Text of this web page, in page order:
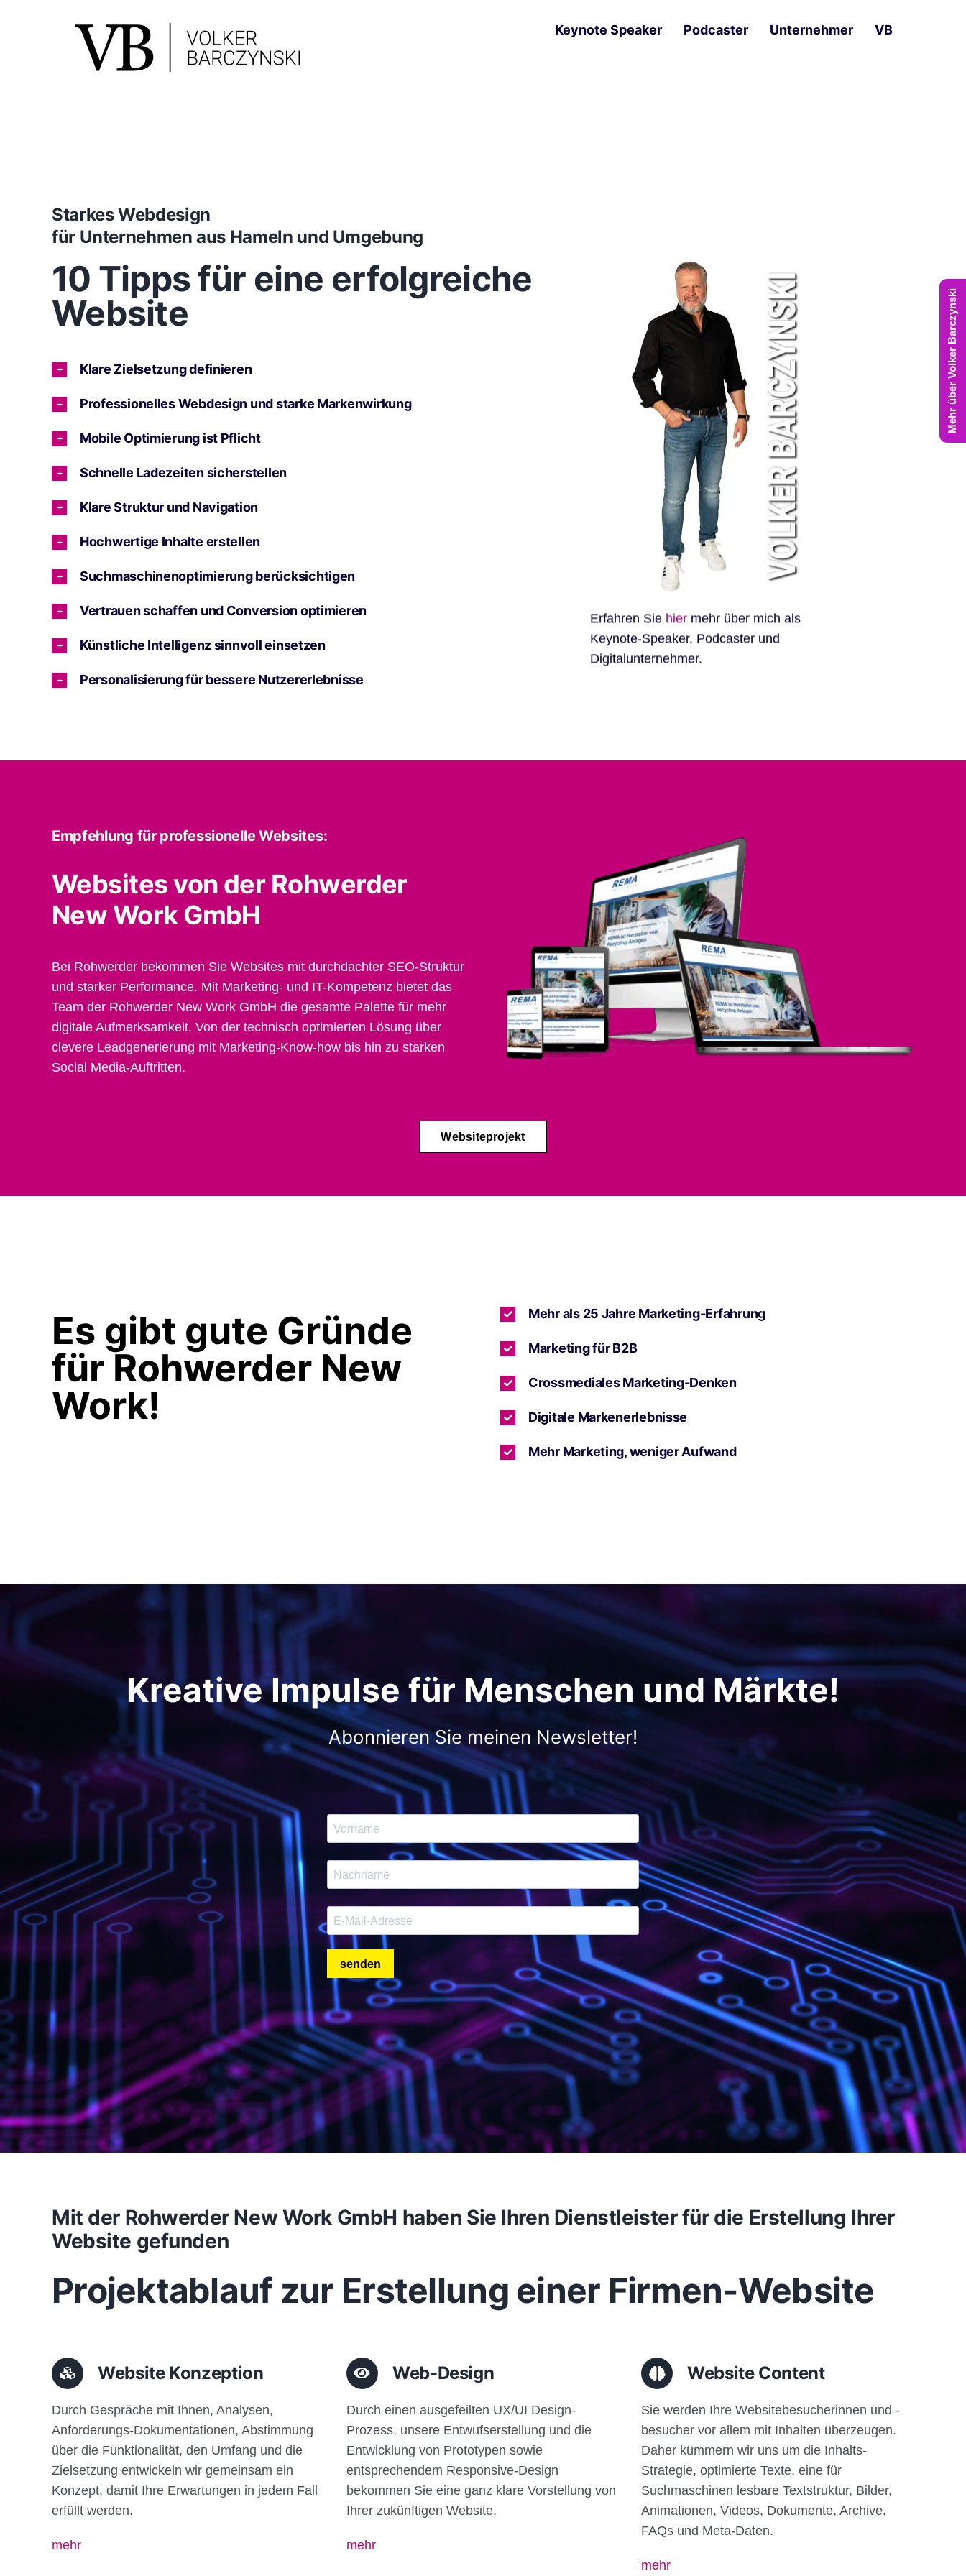
Keynote Speaker Podcaster Unternehmer VB
Starkes Webdesign
für Unternehmen aus Hameln und Umgebung
10 Tipps für eine erfolgreiche
Website
Klare Zielsetzung definieren
Professionelles Webdesign und starke Markenwirkung
Mobile Optimierung ist Pflicht
Schnelle Ladezeiten sicherstellen
Klare Struktur und Navigation
Hochwertige Inhalte erstellen
Suchmaschinenoptimierung berücksichtigen
Vertrauen schaffen und Conversion optimieren
Künstliche Intelligenz sinnvoll einsetzen
Personalisierung für bessere Nutzererlebnisse
Erfahren Sie hiermehr über mich als
Keynote-Speaker, Podcaster und
Digitalunternehmer.
Empfehlung für professionelle Websites:
Websites von der Rohwerder
New Work GmbH
Bei Rohwerder bekommen Sie Websites mit durchdachter SEO-Struktur
und starker Performance. Mit Marketing- und IT-Kompetenz bietet das
Team der Rohwerder New Work GmbH die gesamte Palette für mehr
digitale Aufmerksamkeit. Von der technisch optimierten Lösung über
clevere Leadgenerierung mit Marketing-Know-how bis hin zu starken
Social Media-Auftritten.
Websiteprojekt
Es gibt gute Gründe
für Rohwerder New
Work!
Mehr als 25 Jahre Marketing-Erfahrung
Marketing für B2B
Crossmediales Marketing-Denken
Digitale Markenerlebnisse
Mehr Marketing, weniger Aufwand
Kreative Impulse für Menschen und Märkte!
Abonnieren Sie meinen Newsletter!
Mit der Rohwerder New Work GmbH haben Sie Ihren Dienstleister für die Erstellung Ihrer
Website gefunden
Projektablauf zur Erstellung einer Firmen-Website
Website Konzeption
Durch Gespräche mit Ihnen, Analysen,
Anforderungs-Dokumentationen, Abstimmung
über die Funktionalität, den Umfang und die
Zielsetzung entwickeln wir gemeinsam ein
Konzept, damit Ihre Erwartungen in jedem Fall
erfüllt werden.
mehr
Web-Design
Durch einen ausgefeilten UX/UI Design-
Prozess, unsere Entwufserstellung und die
Entwicklung von Prototypen sowie
entsprechendem Responsive-Design
bekommen Sie eine ganz klare Vorstellung von
Ihrer zukünftigen Website.
mehr
Website Content
Sie werden Ihre Websitebesucherinnen und -
besucher vor allem mit Inhalten überzeugen.
Daher kümmern wir uns um die Inhalts-
Strategie, optimierte Texte, eine für
Suchmaschinen lesbare Textstruktur, Bilder,
Animationen, Videos, Dokumente, Archive,
FAQs und Meta-Daten.
mehr
Mehr über Volker Barczynski